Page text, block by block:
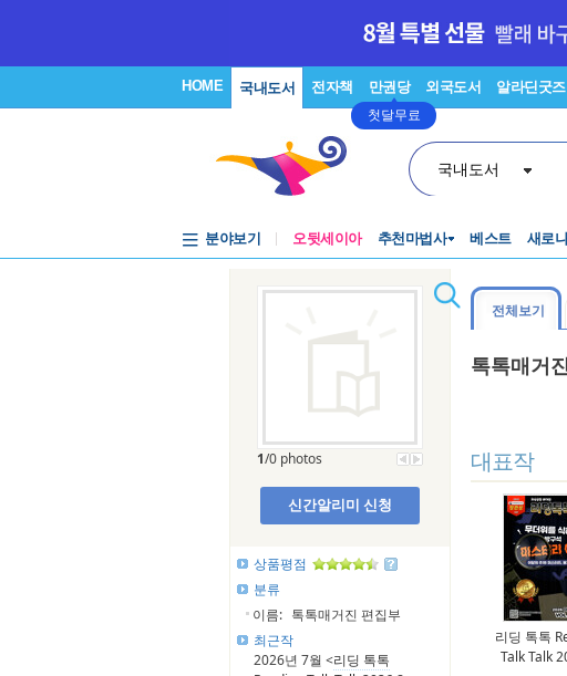
HOME 국내도서 전자책 만권당
첫달무료
외국도서 알라딘굿즈
국내도서
분야보기 오뒷세이아 추천마법사 베스트 새로
1/0 photos
신간알리미 신청
상품평점
분류
이름: 톡톡매거진 편집부
최근작
2026년 7월 <리딩 톡톡
전체보기
톡톡매거
대표작
리딩 톡톡
Talk Talk